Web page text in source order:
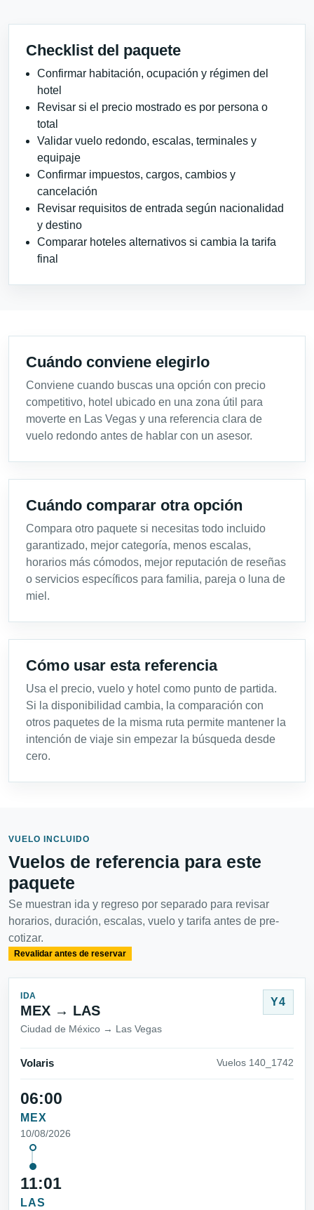
Checklist del paquete
Confirmar habitación, ocupación y régimen del
hotel
Revisar si el precio mostrado es por persona o
total
Validar vuelo redondo, escalas, terminales y
equipaje
Confirmar impuestos, cargos, cambios y
cancelación
Revisar requisitos de entrada según nacionalidad
y destino
Comparar hoteles alternativos si cambia la tarifa
final
Cuándo conviene elegirlo
Conviene cuando buscas una opción con precio
competitivo, hotel ubicado en una zona útil para
moverte en Las Vegas y una referencia clara de
vuelo redondo antes de hablar con un asesor.
Cuándo comparar otra opción
Compara otro paquete si necesitas todo incluido
garantizado, mejor categoría, menos escalas,
horarios más cómodos, mejor reputación de reseñas
o servicios específicos para familia, pareja o luna de
miel.
Cómo usar esta referencia
Usa el precio, vuelo y hotel como punto de partida.
Si la disponibilidad cambia, la comparación con
otros paquetes de la misma ruta permite mantener la
intención de viaje sin empezar la búsqueda desde
cero.
VUELO INCLUIDO
Vuelos de referencia para este
paquete
Se muestran ida y regreso por separado para revisar
horarios, duración, escalas, vuelo y tarifa antes de pre-
cotizar.
Revalidar antes de reservar
IDA
MEX → LAS
Ciudad de México → Las Vegas
Y4
Volaris Vuelos 140_1742
06:00
MEX
10/08/2026
11:01
LAS